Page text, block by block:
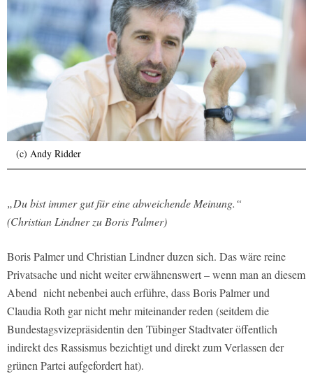
(c) Andy Ridder
„Du bist immer gut für eine abweichende Meinung.“
(Christian Lindner zu Boris Palmer)
Boris Palmer und Christian Lindner duzen sich. Das wäre reine
Privatsache und nicht weiter erwähnenswert – wenn man an diesem
Abend nicht nebenbei auch erführe, dass Boris Palmer und
Claudia Roth gar nicht mehr miteinander reden (seitdem die
Bundestagsvizepräsidentin den Tübinger Stadtvater öffentlich
indirekt des Rassismus bezichtigt und direkt zum Verlassen der
grünen Partei aufgefordert hat).